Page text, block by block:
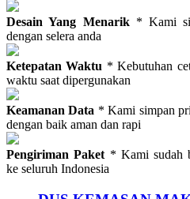
Desain Yang Menarik* Kami
dengan selera anda
Ketepatan Waktu * Kebutuhan
waktu saat dipergunakan
Keamanan Data * Kami simpan
dengan baik aman dan rapi
Pengiriman Paket * Kami sudah
ke seluruh Indonesia